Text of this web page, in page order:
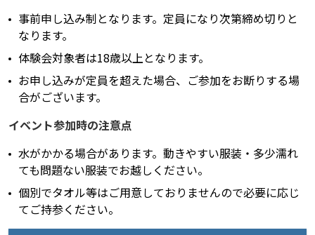
事前申し込み制となります。定員になり次第締め切りと
なります。
体験会対象者は18歳以上となります。
お申し込みが定員を超えた場合、ご参加をお断りする場
合がございます。
イベント参加時の注意点
水がかかる場合があります。動きやすい服装・多少濡れ
ても問題ない服装でお越しください。
個別でタオル等はご用意しておりませんので必要に応じ
てご持参ください。